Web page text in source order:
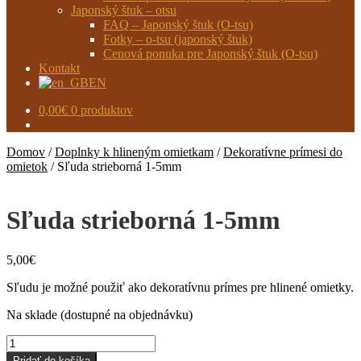
Japonský štuk – otsu
FAQ – Japonský štuk (O-tsu)
Fotky – o-tsu (japonský štuk)
Cenová ponuka pre Japonský štuk (O-tsu)
Kontakt
EN
0,00€ 0 produktov
Domov /Doplnky k hlineným omietkam /Dekoratívne prímesi do
omietok / Sľuda strieborná 1-5mm
Sľuda strieborná 1-5mm
5,00€
Sľudu je možné použiť ako dekoratívnu prímes pre hlinené omietky.
Na sklade (dostupné na objednávku)
množstvo
Sľuda